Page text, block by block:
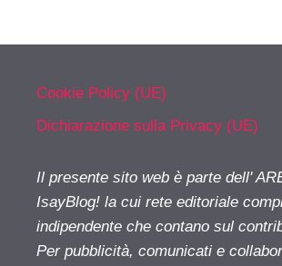
Cookie Policy (UE)
Dichiarazione sulla Privacy (UE)
Il presente sito web è parte dell'
IsayBlog! la cui rete editoriale
indipendente che contano sul
Per pubblicità, comunicati e